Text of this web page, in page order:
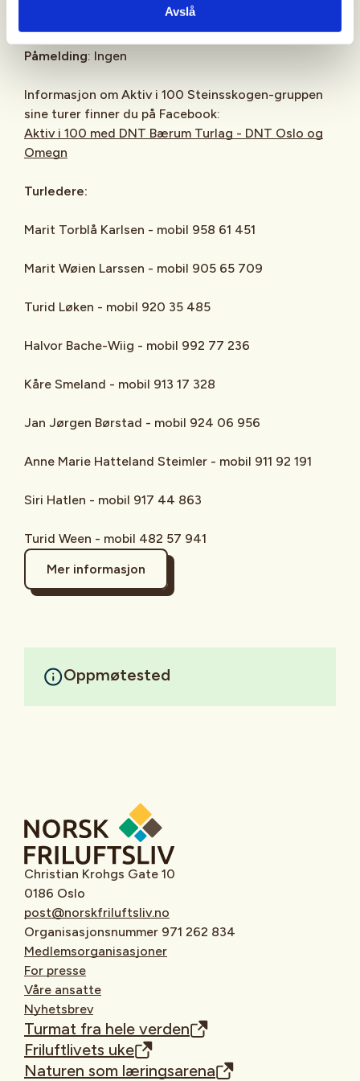
Avslå
Påmelding: Ingen
Informasjon om Aktiv i 100 Steinsskogen-gruppen
sine turer finner du på Facebook:
Aktiv i 100 med DNT Bærum Turlag - DNT Oslo og
Omegn
Turledere:
Marit Torblå Karlsen - mobil 958 61 451
Marit Wøien Larssen - mobil 905 65 709
Turid Løken - mobil 920 35 485
Halvor Bache-Wiig - mobil 992 77 236
Kåre Smeland - mobil 913 17 328
Jan Jørgen Børstad - mobil 924 06 956
Anne Marie Hatteland Steimler - mobil 911 92 191
Siri Hatlen - mobil 917 44 863
Turid Ween - mobil 482 57 941
Mer informasjon
Oppmøtested
Christian Krohgs Gate 10
0186 Oslo
post@norskfriluftsliv.no
Organisasjonsnummer 971 262 834
Medlemsorganisasjoner
For presse
Våre ansatte
Nyhetsbrev
Turmat fra hele verden
Friluftlivets uke
Naturen som læringsarena